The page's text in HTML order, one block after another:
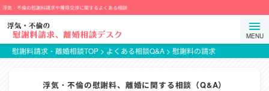
コ
ン
浮気・不倫の慰謝料請求や獲得交渉に関するよくある相談
弁
メ
ニ
ュ
慰謝料請求・離婚相談TOP> よくある相談Q&A> 慰謝料の請求
浮気・不倫の慰謝料、離婚に関する相談（Q&A）